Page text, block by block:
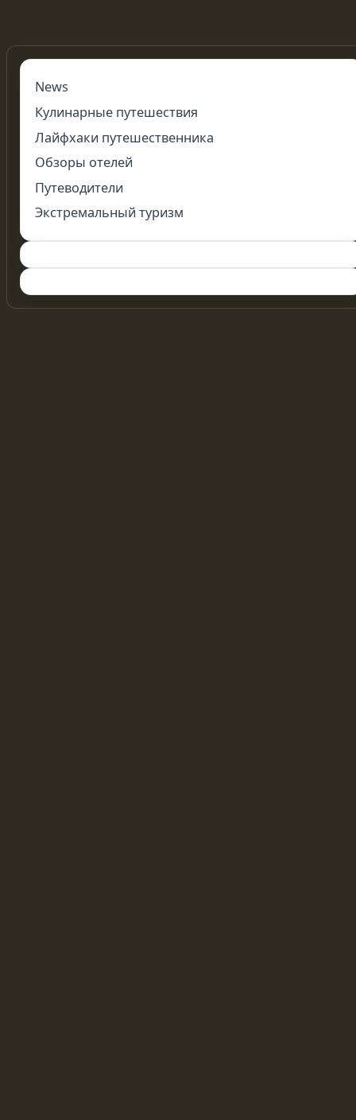
News
Кулинарные путешествия
Лайфхаки путешественника
Обзоры отелей
Путеводители
Экстремальный туризм